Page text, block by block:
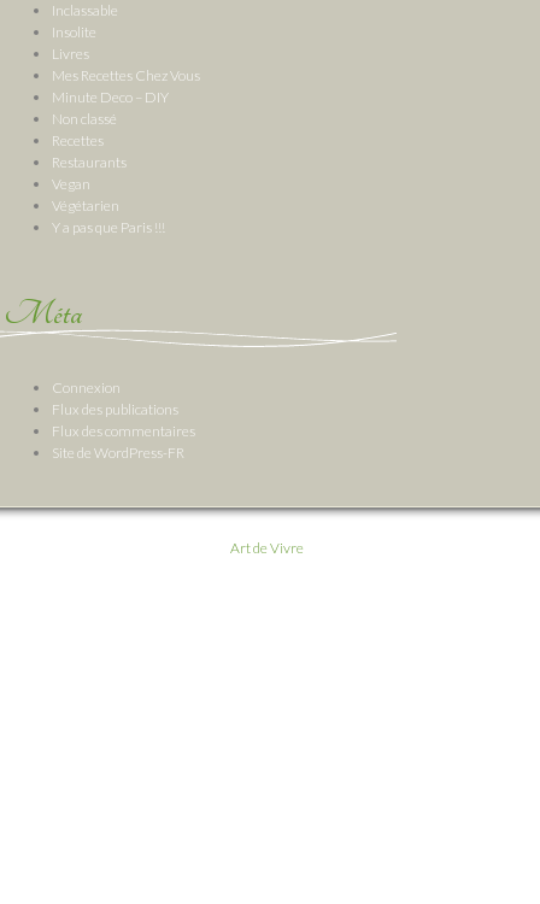
Inclassable
Insolite
Livres
Mes Recettes Chez Vous
Minute Deco – DIY
Non classé
Recettes
Restaurants
Vegan
Végétarien
Y a pas que Paris !!!
Méta
Connexion
Flux des publications
Flux des commentaires
Site de WordPress-FR
Art de Vivre